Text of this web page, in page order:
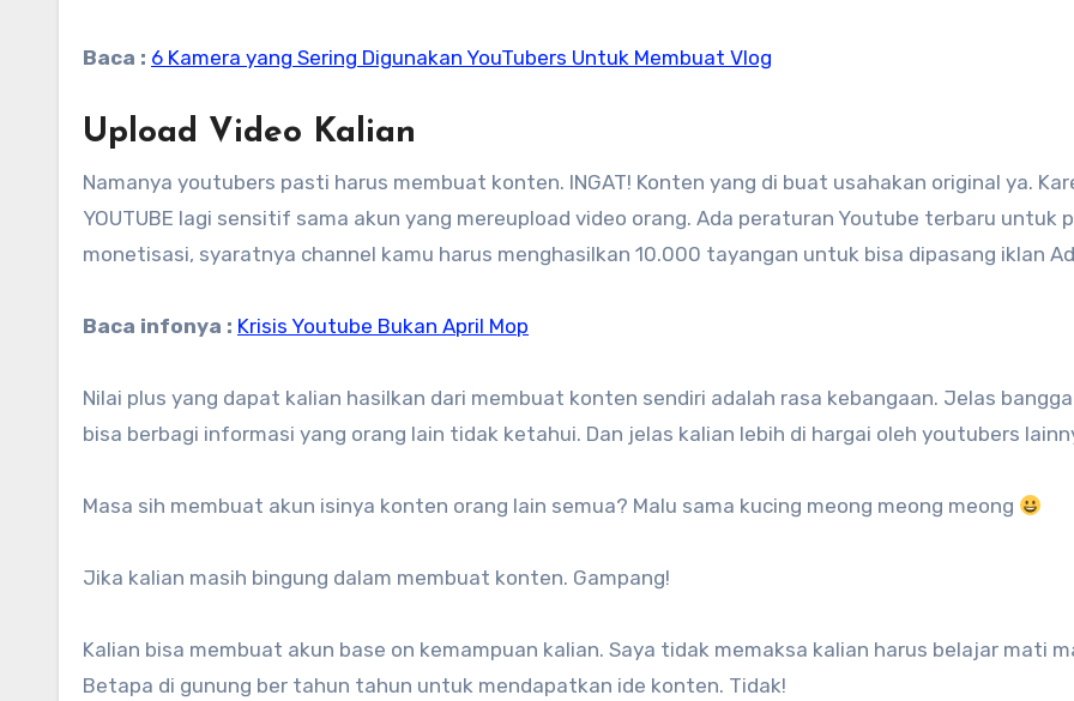
Baca : 6 Kamera yang Sering Digunakan YouTubers Untuk Membuat Vlog
Upload Video Kalian
Namanya youtubers pasti harus membuat konten. INGAT! Konten yang di buat usahakan original ya.
YOUTUBE lagi sensitif sama akun yang mereupload video orang. Ada peraturan Youtube terbaru untuk
monetisasi, syaratnya channel kamu harus menghasilkan 10.000 tayangan untuk bisa dipasang iklan
Baca infonya : Krisis Youtube Bukan April Mop
Nilai plus yang dapat kalian hasilkan dari membuat konten sendiri adalah rasa kebangaan. Jelas
bisa berbagi informasi yang orang lain tidak ketahui. Dan jelas kalian lebih di hargai oleh youtubers
Masa sih membuat akun isinya konten orang lain semua? Malu sama kucing meong meong meong
Jika kalian masih bingung dalam membuat konten. Gampang!
Kalian bisa membuat akun base on kemampuan kalian. Saya tidak memaksa kalian harus belajar mati
Betapa di gunung ber tahun tahun untuk mendapatkan ide konten. Tidak!